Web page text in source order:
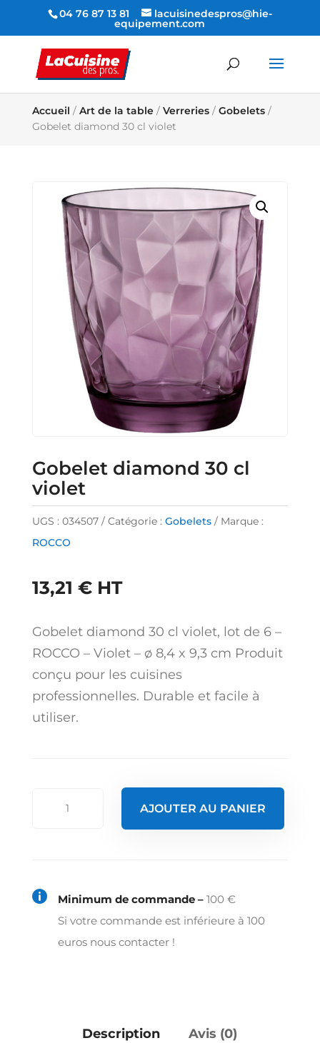
04 76 87 13 81 lacuisinedespros@hie-
equipement.com
Accueil / Art de la table/ Verreries/ Gobelets/
Gobelet diamond 30 cl violet
Gobelet diamond 30 cl
violet
UGS : 034507 Catégorie : Gobelets
Marque :
ROCCO
13,21 € HT
Gobelet diamond 30 cl violet, lot de 6 –
ROCCO – Violet – ø 8,4 x 9,3 cm Produit
conçu pour les cuisines
professionnelles. Durable et facile à
utiliser.
cl
violet
AJOUTER AU PANIER
 Minimum de commande – 100 €
Si votre commande est inférieure à 100
euros nous contacter !
Description Avis (0)